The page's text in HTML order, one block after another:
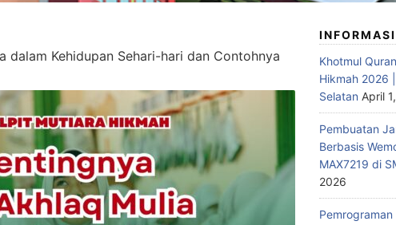
dalam Kehidupan Sehari-hari dan Contohnya
Khotmul
Hikmah 2026
Selatan April
Pembuatan
Berbasis
MAX7219 di
2026